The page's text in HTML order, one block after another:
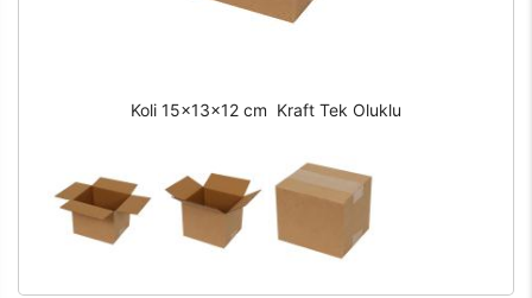
Koli 15x13x12 cm Kraft Tek Oluklu